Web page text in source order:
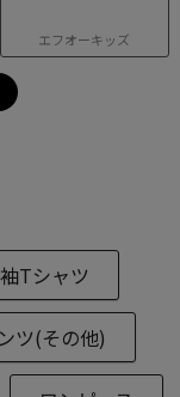
エフオーキッズ
Tシャツ
ツ(その他)